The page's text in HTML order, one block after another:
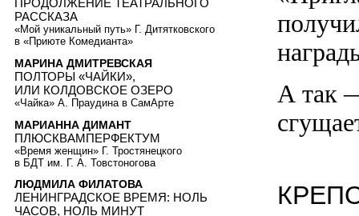
А так
ПРОДОЛЖЕНИЕ ТЕАТРАЛЬНОГО
РАССКАЗА
«Мой уникальный путь» Г. Дитятковского
в «Приюте Комедианта»
МАРИНА ДМИТРЕВСКАЯ
ПОЛТОРЫ «ЧАЙКИ»,
ИЛИ КОЛДОВСКОЕ ОЗЕРО
«Чайка» А. Праудина в СамАрте
МАРИАННА ДИМАНТ
ПЛЮСКВАМПЕРФЕКТУМ
«Время женщин» Г. Тростянецкого
в БДТ им. Г. А. Товстоногова
ЛЮДМИЛА ФИЛАТОВА
ЛЕНИНГРАДСКОЕ ВРЕМЯ: НОЛЬ
ЧАСОВ, НОЛЬ МИНУТ